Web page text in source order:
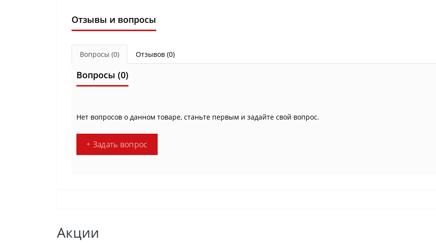
Отзывы и вопросы
Вопросы (0) Отзывов (0)
Вопросы (0)
Нет вопросов о данном товаре, станьте первым и задайте свой вопрос.
+ Задать вопрос
Акции